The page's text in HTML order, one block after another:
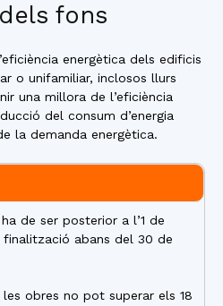
fons
energètica dels edificis
o unifamiliar, inclosos llurs
una millora de l’eficiència
del consum d’energia
la demanda energètica.
de ser posterior a l’1 de
abans del 30 de
les obres no pot superar els 18